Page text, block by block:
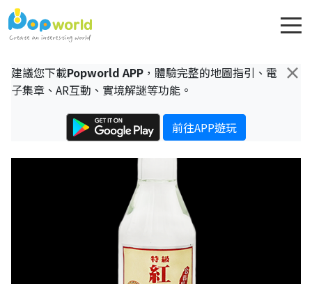
×
建議您下載Popworld APP ，體驗完整的地圖指引、電
子集章、AR互動、實境解謎等功能。
前往APP遊玩